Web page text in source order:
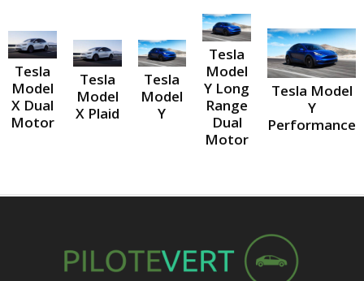
Tesla
Model
X Dual
Motor
Tesla
Model
X Plaid
Tesla
Model
Y
Tesla
Model
Y Long
Range
Dual
Motor
Tesla Model
Y
Performance